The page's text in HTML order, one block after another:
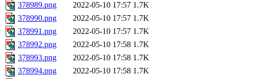
378989.png
2022-05-10 17:57 1.7K
378990.png
2022-05-10 17:57 1.7K
378991.png
2022-05-10 17:57 1.7K
378992.png
2022-05-10 17:58 1.7K
378993.png
2022-05-10 17:58 1.7K
378994.png
2022-05-10 17:58 1.7K